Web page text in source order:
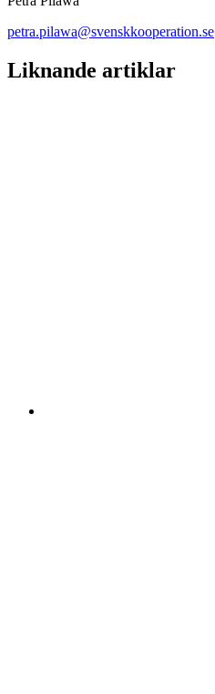
petra.pilawa@svenskkooperation.se
Liknande artiklar